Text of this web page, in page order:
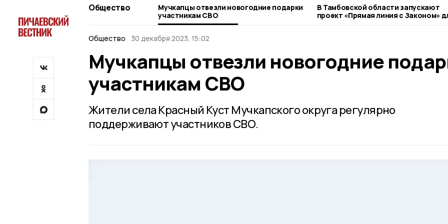
Общество
Мучкапцы отвезли новогодние подарки
участникам СВО
В Тамбовской области запускают
проект «Прямая линия с Законом»
ветеранов СВО
Общество
30 декабря 2023, 15:02
Мучкапцы отвезли новогодние
участникам СВО
Жители села Красный Куст Мучкапского округа регулярно
поддерживают участников СВО.